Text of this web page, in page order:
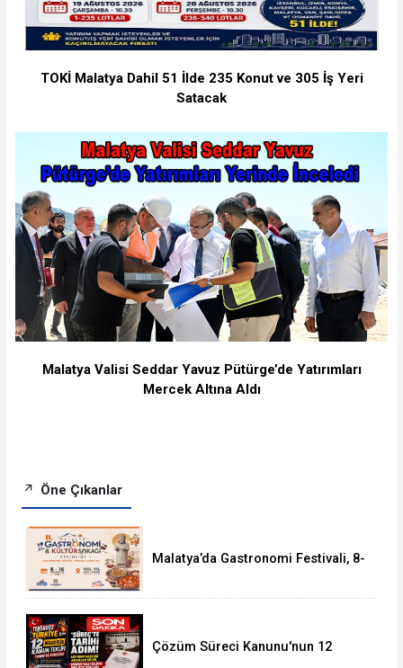
TOKİ Malatya Dahil 51 İlde 235 Konut ve 305 İş Yeri
Satacak
Malatya Valisi Seddar Yavuz Pütürge’de Yatırımları
Mercek Altına Aldı
Öne Çıkanlar
Malatya’da Gastronomi Festivali, 8-
Çözüm Süreci Kanunu'nun 12